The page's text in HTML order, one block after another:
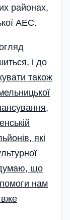
районах,
АЕС.
і до
також
які
що
нам
вже